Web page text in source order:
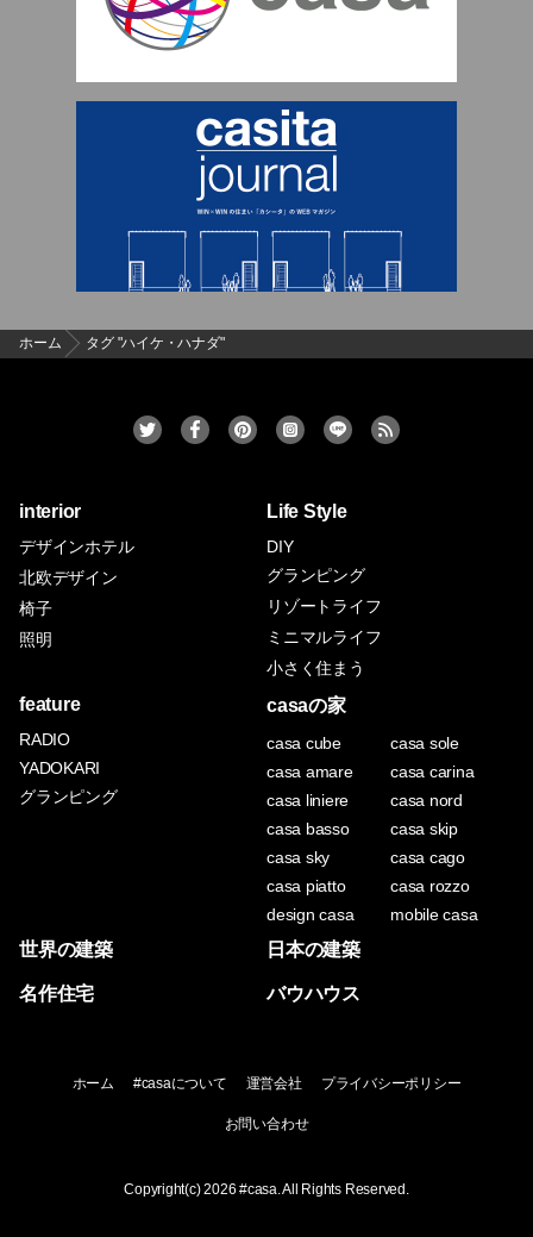
ホーム タグ "ハイケ・ハナダ"
interior
デザインホテル
北欧デザイン
椅子
照明
Life Style
DIY
グランピング
リゾートライフ
ミニマルライフ
小さく住まう
feature
RADIO
YADOKARI
グランピング
casaの家
casa cube
casa sole
casa amare
casa carina
casa liniere
casa nord
casa basso
casa skip
casa sky
casa cago
casa piatto
casa rozzo
design casa
mobile casa
世界の建築 日本の建築
名作住宅 バウハウス
ホーム #casaについて 運営会社 プライバシーポリシー
お問い合わせ
Copyright(c) 2026#casa . All Rights Reserved.